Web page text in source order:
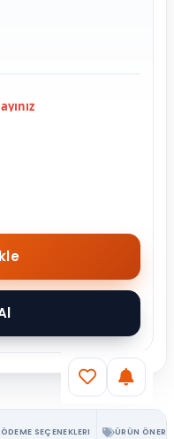
ÖDEME SEÇENEKLERI ÜRÜN